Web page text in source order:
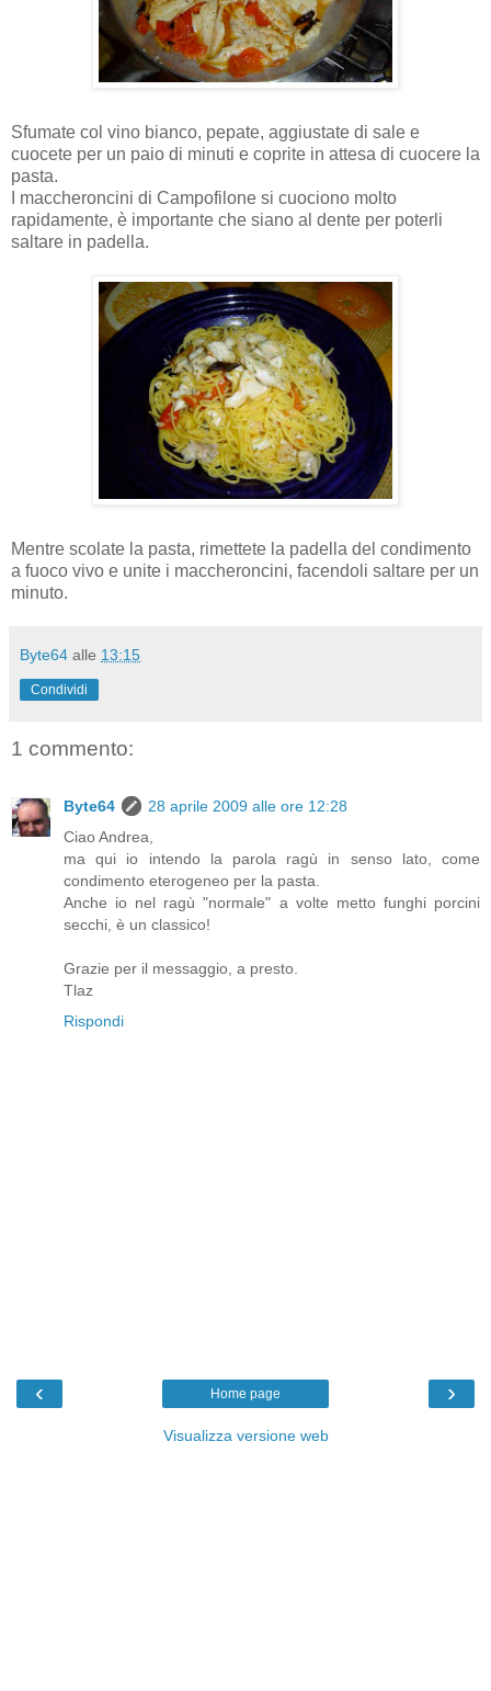
Sfumate col vino bianco, pepate, aggiustate di sale e
cuocete per un paio di minuti e coprite in attesa di cuocere la
pasta.
I maccheroncini di Campofilone si cuociono molto
rapidamente, è importante che siano al dente per poterli
saltare in padella.
Mentre scolate la pasta, rimettete la padella del condimento
a fuoco vivo e unite i maccheroncini, facendoli saltare per un
minuto.
Byte64 alle 13:15
Condividi
1 commento:
Byte64
28 aprile 2009 alle ore 12:28
Ciao Andrea,
ma qui io intendo la parola ragù in senso lato, come
condimento eterogeneo per la pasta.
Anche io nel ragù "normale" a volte metto funghi porcini
secchi, è un classico!
Grazie per il messaggio, a presto.
Tlaz
Rispondi
‹ ›
Home page
Visualizza versione web